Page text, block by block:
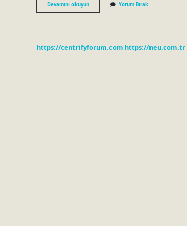
Devamını okuyunMantar
Zehirlenmesi
Yorum Bırak
https://centrifyforum.com https://neu.com.tr